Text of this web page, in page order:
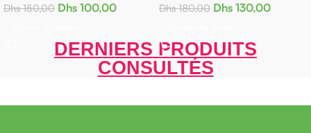
Dhs150,00 Dhs 100,00 Dhs180,00 Dhs 130,00
DERNIERS PRODUITS
CONSULTÉS